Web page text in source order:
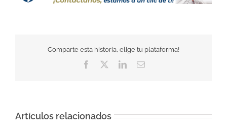
Comparte esta historia, elige tu plataforma!
Facebook
TwitterLinkedInCorreo
Artículos relacionados